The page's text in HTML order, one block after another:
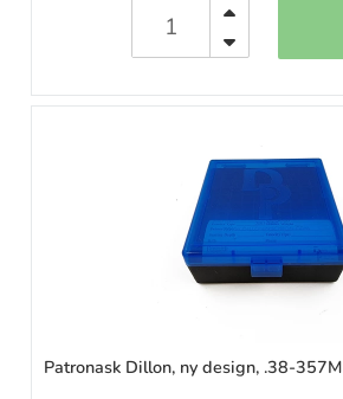
Patronask Dillon, ny design, .38-